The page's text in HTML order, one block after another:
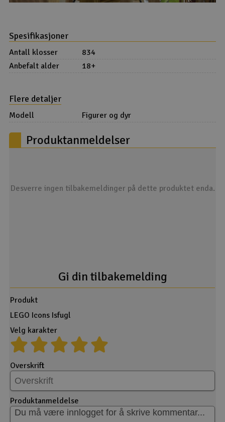
Spesifikasjoner
Antall klosser
834
Anbefalt alder
18+
Flere detaljer
Modell Figurer og dyr
Produktanmeldelser
Desverre ingen tilbakemeldinger på dette produktet enda.
Gi din tilbakemelding
Produkt
LEGO Icons Isfugl
Velg karakter
Overskrift
Produktanmeldelse